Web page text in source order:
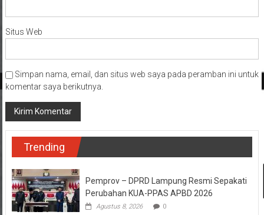
Situs Web
Simpan nama, email, dan situs web saya pada peramban ini untuk
komentar saya berikutnya.
Trending
Pemprov – DPRD Lampung Resmi Sepakati
Perubahan KUA-PPAS APBD 2026
Agustus 8, 2026 0